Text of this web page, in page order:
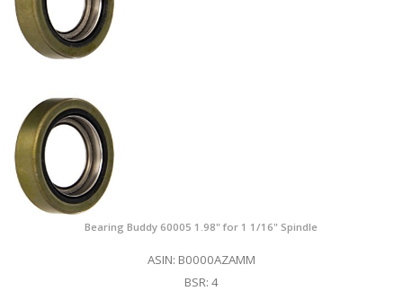
Bearing Buddy 60005 1.98" for 1 1/16" Spindle
ASIN: B0000AZAMM
BSR: 4